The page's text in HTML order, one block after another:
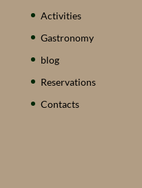
Activities
Gastronomy
blog
Reservations
Contacts